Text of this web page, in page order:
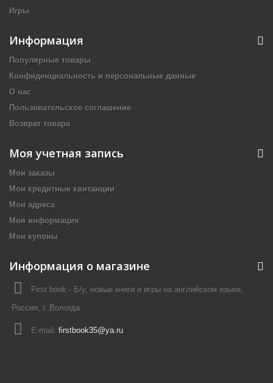
Игры
Информация
Популярные товары
Конфиденциальность и персональные данные
О нас
Пользовательское соглашение
Возврат товара
Моя учетная запись
Мои заказы
Мои кредитные квитанции
Мои адреса
Моя информация
Мои купоны
Информация о магазине
First book - Б/у, новые книги и игры на английском языке,
Россия, г. Вологда
E-mail: firstbook35@ya.ru